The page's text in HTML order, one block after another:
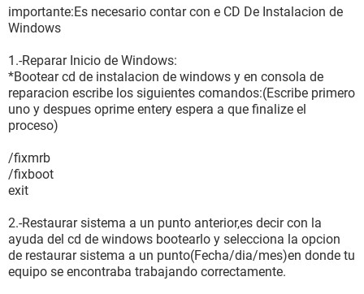
importante:Es necesario contar con e CD De Instalacion de
Windows
1.-Reparar Inicio de Windows:
*Bootear cd de instalacion de windows y en consola de
reparacion escribe los siguientes comandos:(Escribe primero
uno y despues oprime entery espera a que finalize el
proceso)
/fixmrb
/fixboot
exit
2.-Restaurar sistema a un punto anterior,es decir con la
ayuda del cd de windows bootearlo y selecciona la opcion
de restaurar sistema a un punto(Fecha/dia/mes)en donde tu
equipo se encontraba trabajando correctamente.